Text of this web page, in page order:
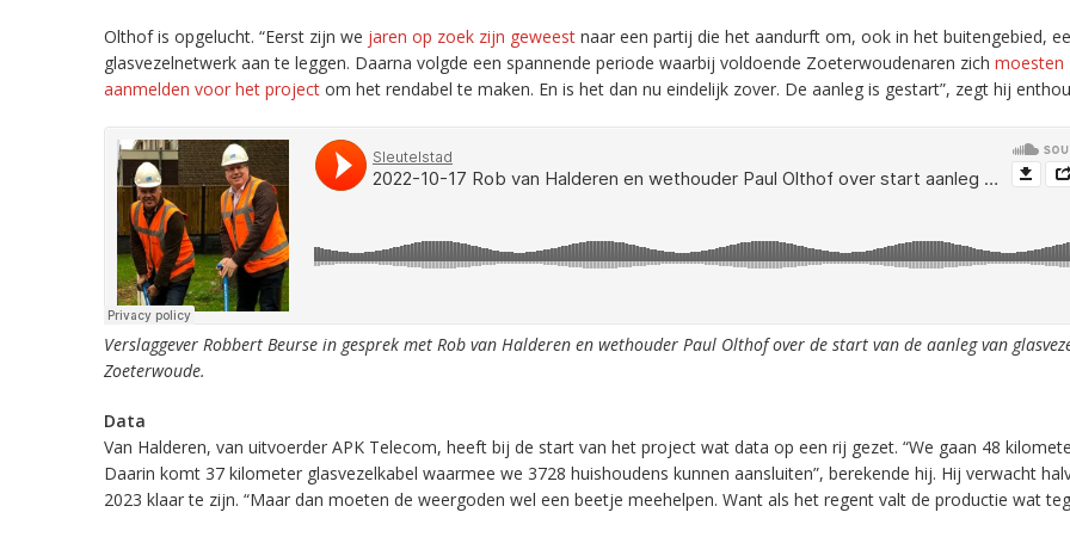
Olthof is opgelucht. “Eerst zijn we jaren op zoek zijn geweest naar een partij die het aandurft om, ook in het buitengebied,
glasvezelnetwerk aan te leggen. Daarna volgde een spannende periode waarbij voldoende Zoeterwoudenaren zich moesten
aanmelden voor het project om het rendabel te maken. En is het dan nu eindelijk zover. De aanleg is gestart”, zegt hij
Verslaggever Robbert Beurse in gesprek met Rob van Halderen en wethouder Paul Olthof over de start van de aanleg van
Zoeterwoude.
Data
Van Halderen, van uitvoerder APK Telecom, heeft bij de start van het project wat data op een rij gezet. “We gaan 48
Daarin komt 37 kilometer glasvezelkabel waarmee we 3728 huishoudens kunnen aansluiten”, berekende hij. Hij verwacht
2023 klaar te zijn. “Maar dan moeten de weergoden wel een beetje meehelpen. Want als het regent valt de productie wat